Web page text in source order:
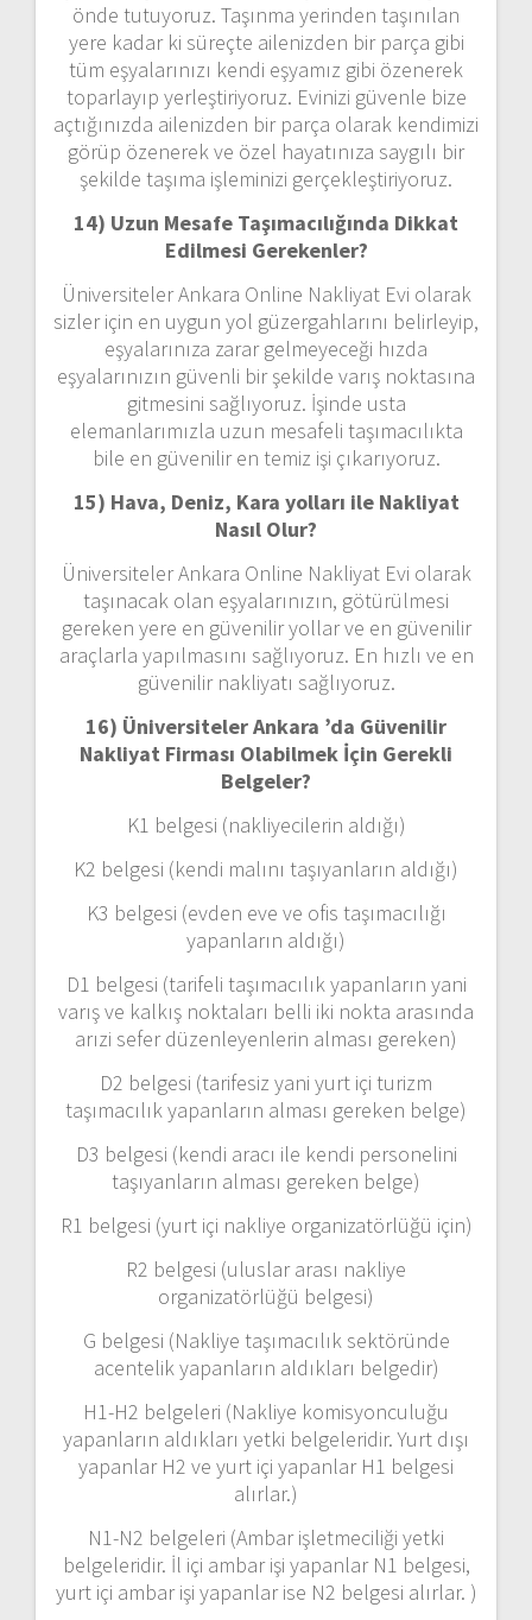
önde tutuyoruz. Taşınma yerinden taşınılan
yere kadar ki süreçte ailenizden bir parça gibi
tüm eşyalarınızı kendi eşyamız gibi özenerek
toparlayıp yerleştiriyoruz. Evinizi güvenle bize
açtığınızda ailenizden bir parça olarak kendimizi
görüp özenerek ve özel hayatınıza saygılı bir
şekilde taşıma işleminizi gerçekleştiriyoruz.
14) Uzun Mesafe Taşımacılığında Dikkat
Edilmesi Gerekenler?
Üniversiteler Ankara Online Nakliyat Evi olarak
sizler için en uygun yol güzergahlarını belirleyip,
eşyalarınıza zarar gelmeyeceği hızda
eşyalarınızın güvenli bir şekilde varış noktasına
gitmesini sağlıyoruz. İşinde usta
elemanlarımızla uzun mesafeli taşımacılıkta
bile en güvenilir en temiz işi çıkarıyoruz.
15) Hava, Deniz, Kara yolları ile Nakliyat
Nasıl Olur?
Üniversiteler Ankara Online Nakliyat Evi olarak
taşınacak olan eşyalarınızın, götürülmesi
gereken yere en güvenilir yollar ve en güvenilir
araçlarla yapılmasını sağlıyoruz. En hızlı ve en
güvenilir nakliyatı sağlıyoruz.
16) Üniversiteler Ankara ’da Güvenilir
Nakliyat Firması Olabilmek İçin Gerekli
Belgeler?
K1 belgesi (nakliyecilerin aldığı)
K2 belgesi (kendi malını taşıyanların aldığı)
K3 belgesi (evden eve ve ofis taşımacılığı
yapanların aldığı)
D1 belgesi (tarifeli taşımacılık yapanların yani
varış ve kalkış noktaları belli iki nokta arasında
arızi sefer düzenleyenlerin alması gereken)
D2 belgesi (tarifesiz yani yurt içi turizm
taşımacılık yapanların alması gereken belge)
D3 belgesi (kendi aracı ile kendi personelini
taşıyanların alması gereken belge)
R1 belgesi (yurt içi nakliye organizatörlüğü için)
R2 belgesi (uluslar arası nakliye
organizatörlüğü belgesi)
G belgesi (Nakliye taşımacılık sektöründe
acentelik yapanların aldıkları belgedir)
H1-H2 belgeleri (Nakliye komisyonculuğu
yapanların aldıkları yetki belgeleridir. Yurt dışı
yapanlar H2 ve yurt içi yapanlar H1 belgesi
alırlar.)
N1-N2 belgeleri (Ambar işletmeciliği yetki
belgeleridir. İl içi ambar işi yapanlar N1 belgesi,
yurt içi ambar işi yapanlar ise N2 belgesi alırlar. )